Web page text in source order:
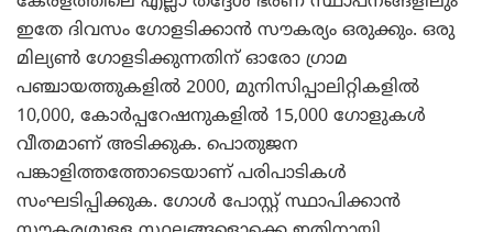
ഇതേ ദിവസം ഗോളടിക്കാന്‍ സൗകര്യം ഒരുക്കും. ഒരു
മില്യണ്‍ ഗോളടിക്കുന്നതിന് ഓരോ ഗ്രാമ
പഞ്ചായത്തുകളില്‍ 2000, മുനിസിപ്പാലിറ്റികളില്‍
10,000, കോര്‍പ്പറേഷനുകളില്‍ 15,000 ഗോളുകള്‍
വീതമാണ് അടിക്കുക. പൊതുജന
പങ്കാളിത്തത്തോടെയാണ് പരിപാടികള്‍
സംഘടിപ്പിക്കുക. ഗോള്‍ പോസ്റ്റ് സ്ഥാപിക്കാന്‍